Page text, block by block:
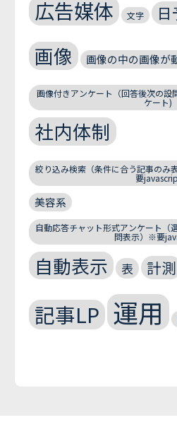
広告媒体 文字
画像 画像の中の画像が
画像付きアンケート（回答後次の
ケート)
社内体制
絞り込み検索（条件に合う記事のみ
要
美容系
自動応答チャット形式アンケート（
問表示）※要
自動表示 表 計測
記事LP 運用